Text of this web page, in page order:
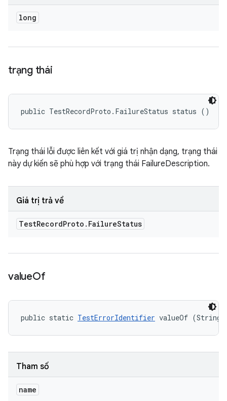
long
trạng thái
public TestRecordProto.FailureStatus status ()
Trạng thái lỗi được liên kết với giá trị nhận dạng, trạng thái
này dự kiến sẽ phù hợp với trạng thái FailureDescription.
Giá trị trả về
TestRecordProto . FailureStatus
valueOf
public static TestErrorIdentifier valueOf (String
Tham số
name